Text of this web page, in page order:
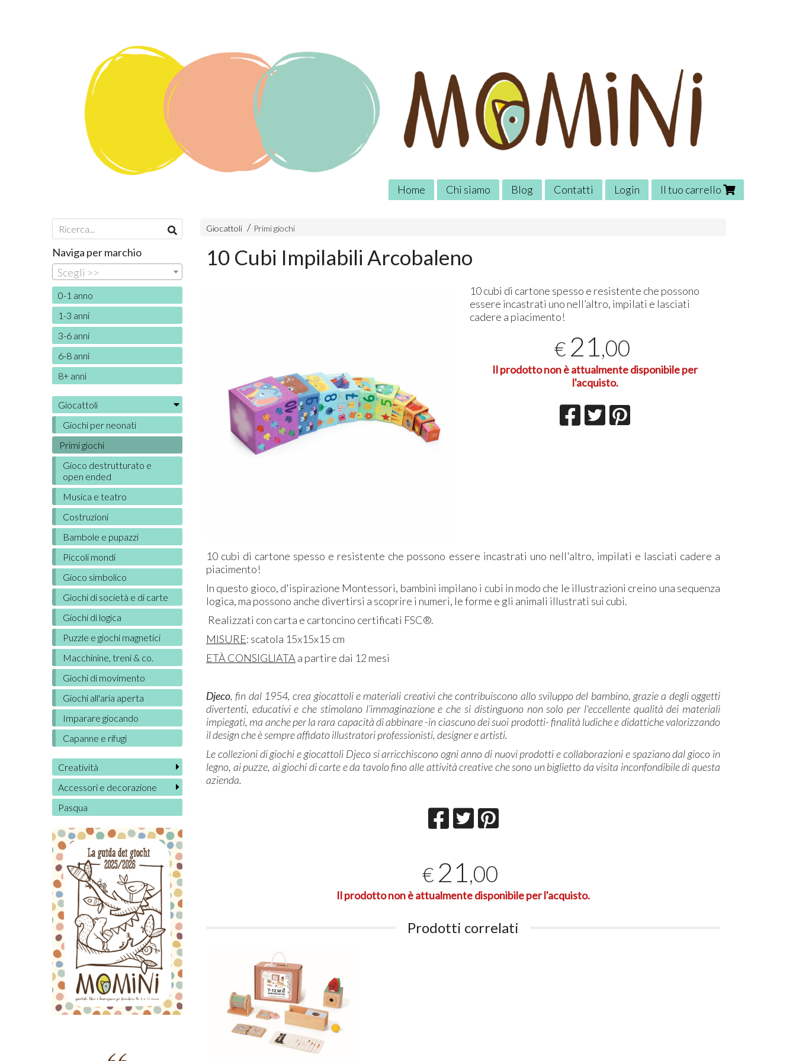
Home Chi siamo Blog Contatti Login Il tuo carrello
Giocattoli Primi giochi
10 Cubi Impilabili Arcobaleno
10 cubi di cartone spesso e resistente che possono
essere incastrati uno nell’altro, impilati e lasciati
cadere a piacimento!
€ 21 ,00
Il prodotto non è attualmente disponibile per
l'acquisto.
10 cubi di cartone spesso e resistente che possono essere incastrati uno nell'altro, impilati e lasciati cadere a
piacimento!
In questo gioco, d'ispirazione Montessori, bambini impilano i cubi in modo che le illustrazioni creino una sequenza
logica, ma possono anche divertirsi a scoprire i numeri, le forme e gli animali illustrati sui cubi.
Realizzati con carta e cartoncino certificati FSC®.
MISURE: scatola 15x15x15 cm
ETÀ CONSIGLIATA a partire dai 12 mesi
Djeco, fin dal 1954, crea giocattoli e materiali creativi che contribuiscono allo sviluppo del bambino, grazie a degli oggetti
divertenti, educativi e che stimolano l’immaginazione e che si distinguono non solo per l'eccellente qualità dei materiali
impiegati, ma anche per la rara capacità di abbinare -in ciascuno dei suoi prodotti- finalità ludiche e didattiche valorizzando
il design che è sempre affidato illustratori professionisti, designer e artisti.
Le collezioni di giochi e giocattoli Djeco si arricchiscono ogni anno di nuovi prodotti e collaborazioni e spaziano dal gioco in
legno, ai puzze, ai giochi di carte e da tavolo fino alle attività creative che sono un biglietto da visita inconfondibile di questa
azienda.
€ 21,00
Il prodotto non è attualmente disponibile per l'acquisto.
Prodotti correlati
Naviga per marchio
Scegli >>
0-1 anno
1-3 anni
3-6 anni
6-8 anni
8+ anni
Giocattoli
Giochi per neonati
Primi giochi
Gioco destrutturato e
open ended
Musica e teatro
Costruzioni
Bambole e pupazzi
Piccoli mondi
Gioco simbolico
Giochi di società e di carte
Giochi di logica
Puzzle e giochi magnetici
Macchinine, treni & co.
Giochi di movimento
Giochi all'aria aperta
Imparare giocando
Capanne e rifugi
Creatività
Accessori e decorazione
Pasqua